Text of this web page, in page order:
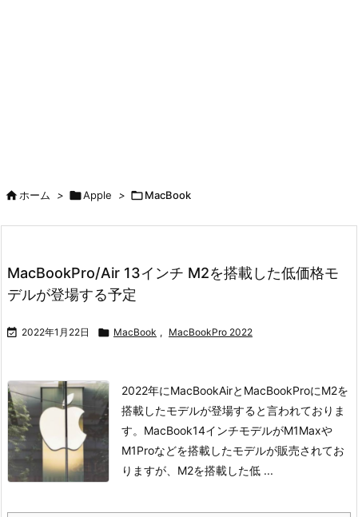
ホーム > Apple > MacBook
MacBookPro/Air 13インチ M2を搭載した低価格モ
デルが登場する予定
 2022年1月22日  MacBook , MacBookPro 2022
2022年にMacBookAirとMacBookProにM2を
搭載したモデルが登場すると言われておりま
す。 MacBook14インチモデルがM1Maxや
M1Proなどを搭載したモデルが販売されてお
りますが、M2を搭載した低 ...